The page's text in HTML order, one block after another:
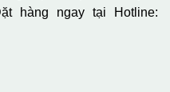
hàng ngay tại Hotline: